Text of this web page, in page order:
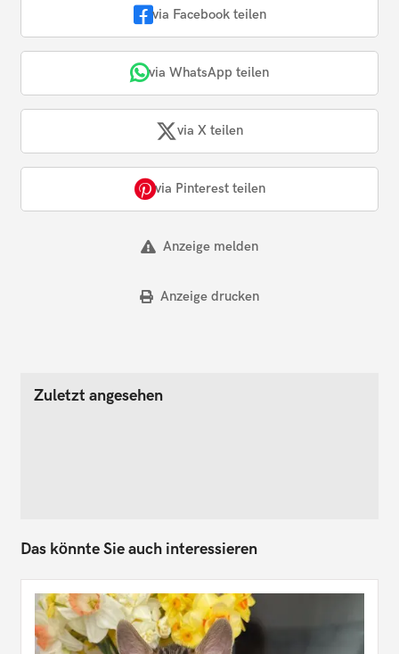
via Facebook teilen
via WhatsApp teilen
via X teilen
via Pinterest teilen
Anzeige melden
Anzeige drucken
Zuletzt angesehen
Das könnte Sie auch interessieren